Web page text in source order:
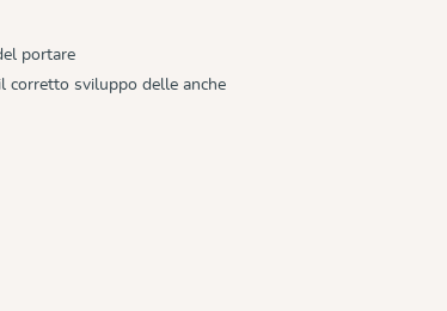
portare
corretto sviluppo delle anche